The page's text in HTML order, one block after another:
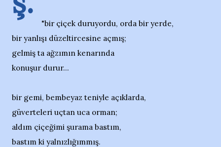
"bir çiçek duruyordu, orda bir yerde,
bir yanlışı düzeltircesine açmış;
gelmiş ta ağzımın kenarında
konuşur durur...
bir gemi, bembeyaz teniyle açıklarda,
güverteleri uçtan uca orman;
aldım çiçeğimi şurama bastım,
bastım ki yalnızlığımmış.